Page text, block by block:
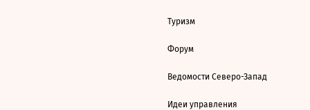
Туризм
Форум
Ведомости Северо-Запад
Идеи управления